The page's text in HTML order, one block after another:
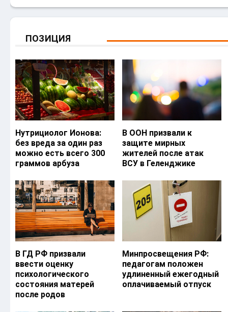
ПОЗИЦИЯ
Нутрициолог Ионова:
без вреда за один раз
можно есть всего 300
граммов арбуза
В ООН призвали к
защите мирных
жителей после атак
ВСУ в Геленджике
В ГД РФ призвали
ввести оценку
психологического
состояния матерей
после родов
Минпросвещения РФ:
педагогам положен
удлиненный ежегодный
оплачиваемый отпуск